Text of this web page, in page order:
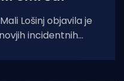
Lošinj objavila je
incidentnih